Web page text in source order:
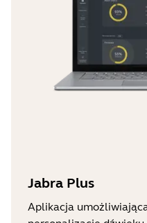
Jabra Plus
Aplikacja